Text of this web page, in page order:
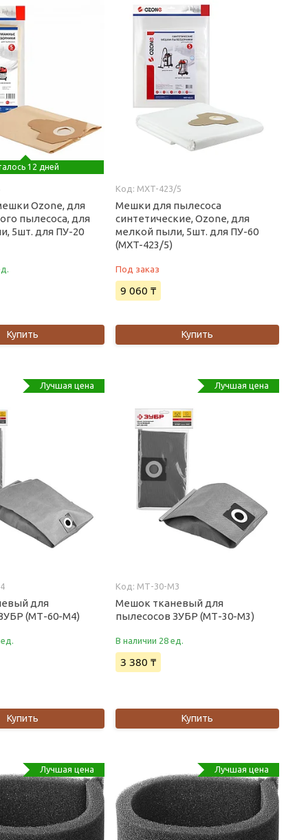
12 дней
Ozone, для
пылесоса, для
5шт. для ПУ-20
Купить
MXT-423/5
Мешки для пылесоса
синтетические, Ozone, для
мелкой пыли, 5шт. для ПУ-60
(MXT-423/5)
Под заказ
9 060 ₸
Купить
Лучшая цена
для
(МТ-60-М4)
Купить
Лучшая цена
МТ-30-М3
Мешок тканевый для
пылесосов ЗУБР (МТ-30-М3)
В наличии 28 ед.
3 380 ₸
Купить
Лучшая цена Лучшая цена